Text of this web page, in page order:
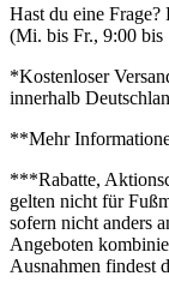
Hast du eine
(Mi. bis Fr., 9:00 bis
*Kostenloser
innerhalb
**Mehr
***Rabatte,
gelten nicht für
sofern nicht anders
Angeboten
Ausnahmen findest